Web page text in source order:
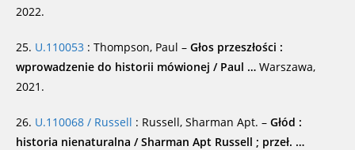
2022.
25. U.110053 : Thompson, Paul – Głos przeszłości :
wprowadzenie do historii mówionej / Paul … Warszawa,
2021.
26. U.110068 / Russell : Russell, Sharman Apt. – Głód :
historia nienaturalna / Sharman Apt Russell ; przeł. …